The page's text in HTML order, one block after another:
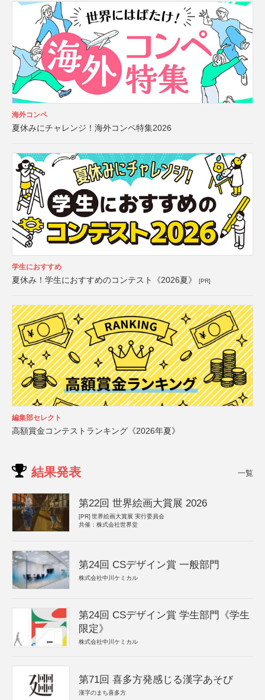
海外コンペ
夏休みにチャレンジ！海外コンペ特集2026
学生におすすめ
夏休み！学生におすすめのコンテスト《2026夏》 [PR]
編集部セレクト
高額賞金コンテストランキング《2026年夏》
結果発表 一覧
第22回 世界絵画大賞展 2026
[PR] 世界絵画大賞展 実行委員会
共催：株式会社世界堂
第24回 CSデザイン賞 一般部門
株式会社中川ケミカル
第24回 CSデザイン賞 学生部門《学生
限定》
株式会社中川ケミカル
第71回 喜多方発感じる漢字あそび
漢字のまち喜多方